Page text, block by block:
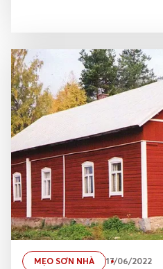
MẸO SƠN NHÀ 17/06/2022